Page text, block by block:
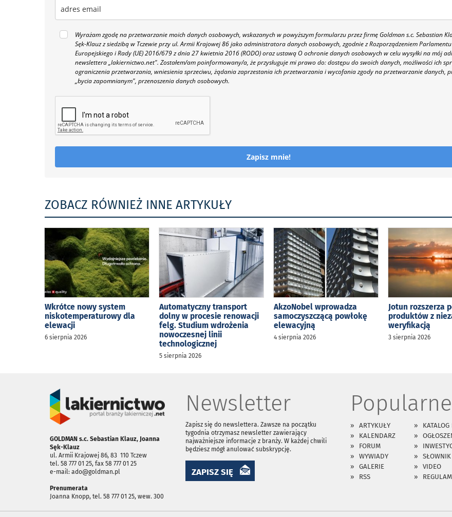
Wyrażam zgodę na przetwarzanie moich danych osobowych, wskazanych w powyższym formularzu przez firmę Goldman s.c. Sebastian
Sęk-Klauz z siedzibą w Tczewie przy ul. Armii Krajowej 86 jako administratora danych osobowych, zgodnie z Rozporządzeniem Parlamentu
Europejskiego i Rady (UE) 2016/679 z dnia 27 kwietnia 2016 (RODO) oraz ustawą O ochronie danych osobowych w celu wysyłki na mój
newslettera „lakiernictwo.net". Zostałem/am poinformowany/a, że przysługuje mi prawo do: dostępu do swoich danych, możliwości ich
ograniczenia przetwarzania, wniesienia sprzeciwu, żądania zaprzestania ich przetwarzania i wycofania zgody na przetwarzanie danych,
„bycia zapomnianym", przenoszenia danych osobowych.
Zapisz mnie!
ZOBACZ RÓWNIEŻ INNE ARTYKUŁY
Wkrótce nowy system
niskotemperaturowy dla
elewacji
6 sierpnia 2026
Automatyczny transport
dolny w procesie renowacji
felg. Studium wdrożenia
nowoczesnej linii
technologicznej
5 sierpnia 2026
AkzoNobel wprowadza
samoczyszczącą powłokę
elewacyjną
4 sierpnia 2026
Jotun rozszerza
produktów z
weryfikacją
3 sierpnia 2026
GOLDMAN s.c. Sebastian Klauz, Joanna
Sęk-Klauz
ul. Armii Krajowej 86, 83 ­ 110 Tczew
tel. 58 777 01 25, fax 58 777 01 25
e-mail: ado@goldman.pl
Prenumerata
Joanna Knopp, tel. 58 777 01 25, wew. 300
Newsletter
Zapisz się do newslettera. Zawsze na początku
tygodnia otrzymasz newsletter zawierający
najważniejsze informacje z branży. W każdej chwili
będziesz mógł anulować subskrypcję.
ZAPISZ SIĘ
Popularne
ARTYKUŁY
KALENDARZ
FORUM
WYWIADY
SŁOWNIK
GALERIE
VIDEO
RSS